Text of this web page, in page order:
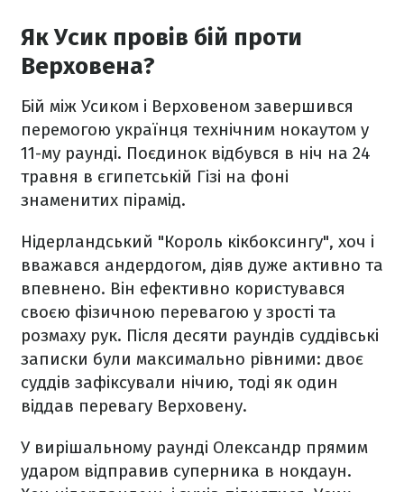
Як Усик провів бій проти
Верховена?
Бій між Усиком і Верховеном завершився
перемогою українця технічним нокаутом у
11-му раунді. Поєдинок відбувся в ніч на 24
травня в єгипетській Гізі на фоні
знаменитих пірамід.
Нідерландський "Король кікбоксингу", хоч і
вважався андердогом, діяв дуже активно та
впевнено. Він ефективно користувався
своєю фізичною перевагою у зрості та
розмаху рук. Після десяти раундів суддівські
записки були максимально рівними: двоє
суддів зафіксували нічию, тоді як один
віддав перевагу Верховену.
У вирішальному раунді Олександр прямим
ударом відправив суперника в нокдаун.